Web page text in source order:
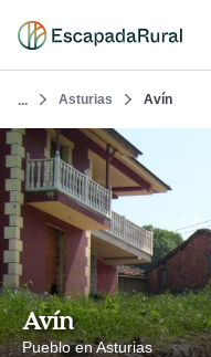
... Asturias Avín
Avín
Pueblo en Asturias